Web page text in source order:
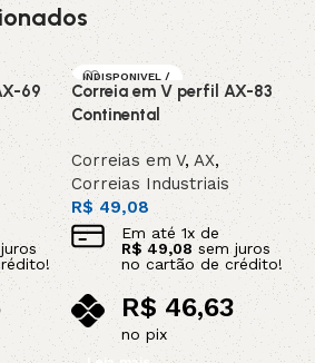
69
INDISPONIVEL /
SOB ENCOMEN
DA
Correia em V perfil AX-83
Continental
Correias em V, AX,
Correias Industriais
R$49,08
Em até 1x de
R$ 49,08sem juros
no cartão de crédito!
R$ 46,63
no pix